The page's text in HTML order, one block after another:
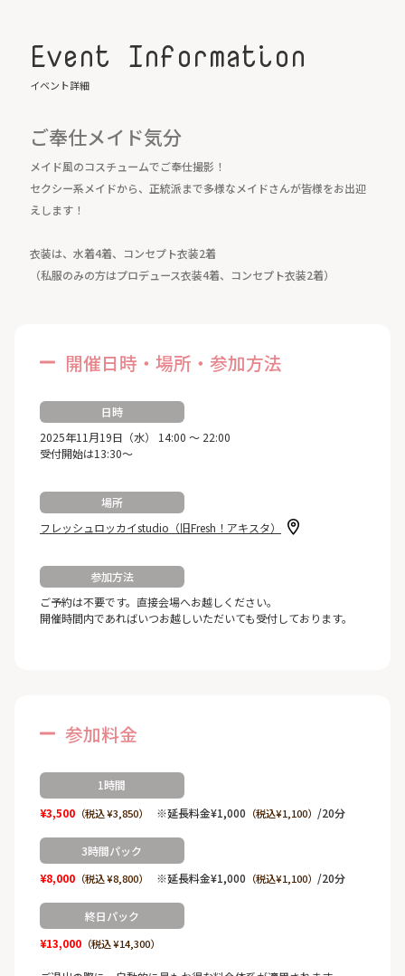
Event Information
イベント詳細
ご奉仕メイド気分
メイド風のコスチュームでご奉仕撮影！
セクシー系メイドから、正統派まで多様なメイドさんが皆様をお出迎
えします！
衣装は、水着4着、コンセプト衣装2着
（私服のみの方はプロデュース衣装4着、コンセプト衣装2着）
開催日時・場所・参加方法
日時
2025年11月19日（水） 14:00 ～ 22:00
受付開始は13:30～
場所
フレッシュロッカイstudio（旧Fresh！アキスタ）
参加方法
ご予約は不要です。直接会場へお越しください。
開催時間内であればいつお越しいただいても受付しております。
参加料金
1時間
¥3,500（税込 ¥3,850） ※延長料金¥1,000 （税込¥1,100） /20分
3時間パック
¥8,000（税込 ¥8,800） ※延長料金¥1,000 （税込¥1,100） /20分
終日パック
¥13,000（税込 ¥14,300）